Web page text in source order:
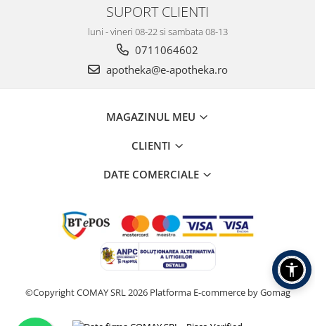
SUPORT CLIENTI
luni - vineri 08-22 si sambata 08-13
0711064602
apotheka@e-apotheka.ro
MAGAZINUL MEU
CLIENTI
DATE COMERCIALE
©Copyright COMAY SRL 2026 Platforma E-commerce by Gomag